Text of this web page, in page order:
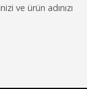
ve ürün adınızı